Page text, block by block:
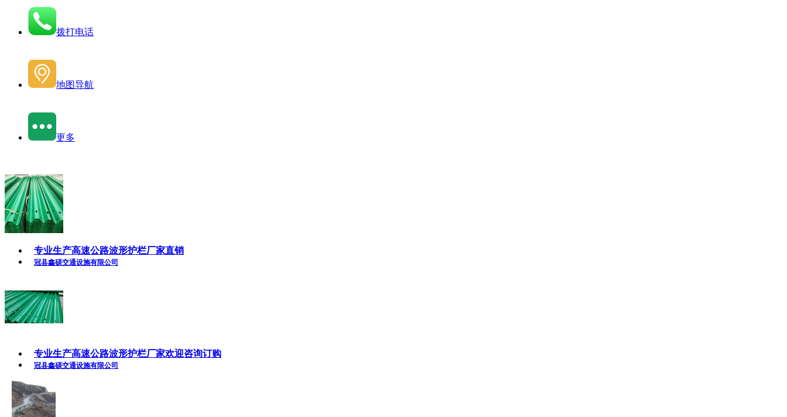
拨打电话
地图导航
更多
专业生产高速公路波形护栏厂家直销
冠县鑫硕交通设施有限公司
专业生产高速公路波形护栏厂家欢迎咨询订购
冠县鑫硕交通设施有限公司